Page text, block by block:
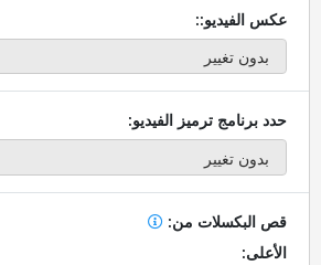
عكس الفيديو::
حدد برنامج ترميز الفيديو:
قص البكسلات من:
الأعلى: